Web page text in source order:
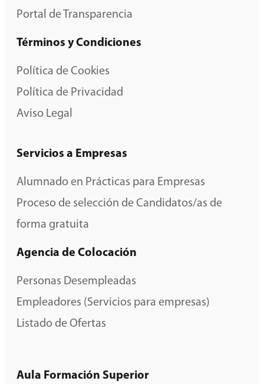
Portal de Transparencia
Términos y Condiciones
Política de Cookies
Política de Privacidad
Aviso Legal
Servicios a Empresas
Alumnado en Prácticas para Empresas
Proceso de selección de Candidatos/as de
forma gratuita
Agencia de Colocación
Personas Desempleadas
Empleadores (Servicios para empresas)
Listado de Ofertas
Aula Formación Superior